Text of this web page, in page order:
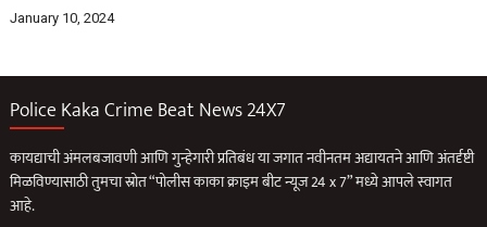
January 10, 2024
Police Kaka Crime Beat News 24X7
कायद्याची अंमलबजावणी आणि गुन्हेगारी प्रतिबंध या जगात नवीनतम अद्यायतने आणि अंतर्दृष्टी
मिळविण्यासाठी तुमचा स्रोत “पोलीस काका क्राइम बीट न्यूज 24 x 7” मध्ये आपले स्वागत
आहे.